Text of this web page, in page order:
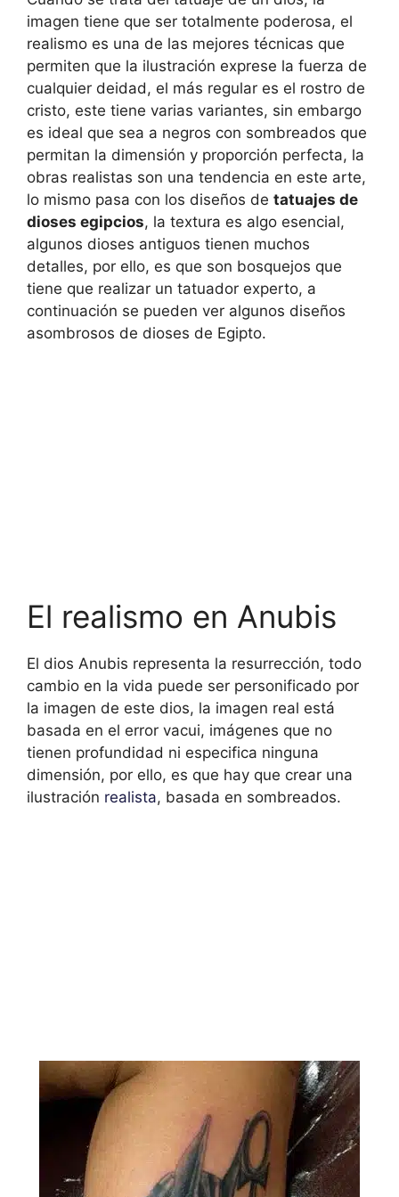
imagen tiene que ser totalmente poderosa, el
realismo es una de las mejores técnicas que
permiten que la ilustración exprese la fuerza de
cualquier deidad, el más regular es el rostro de
cristo, este tiene varias variantes, sin embargo
es ideal que sea a negros con sombreados que
permitan la dimensión y proporción perfecta, la
obras realistas son una tendencia en este arte,
lo mismo pasa con los diseños de tatuajes de
dioses egipcios, la textura es algo esencial,
algunos dioses antiguos tienen muchos
detalles, por ello, es que son bosquejos que
tiene que realizar un tatuador experto, a
continuación se pueden ver algunos diseños
asombrosos de dioses de Egipto.
El realismo en Anubis
El dios Anubis representa la resurrección, todo
cambio en la vida puede ser personificado por
la imagen de este dios, la imagen real está
basada en el error vacui, imágenes que no
tienen profundidad ni especifica ninguna
dimensión, por ello, es que hay que crear una
ilustración realista, basada en sombreados.